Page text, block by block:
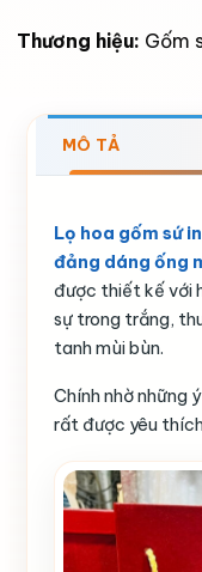
Thương hiệu: Gốm
MÔ TẢ
Lọ hoa gốm sứ
đảng dáng ống
được thiết kế với
sự trong trắng,
tanh mùi bùn.
Chính nhờ những
rất được yêu